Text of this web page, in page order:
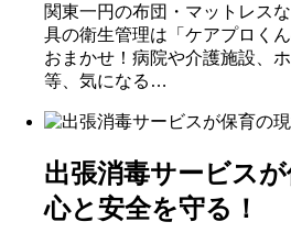
関東一円の布団・マットレス
具の衛生管理は「ケアプロく
おまかせ！病院や介護施設、
等、気になる…
出張消毒サービス
心と安全を守る！